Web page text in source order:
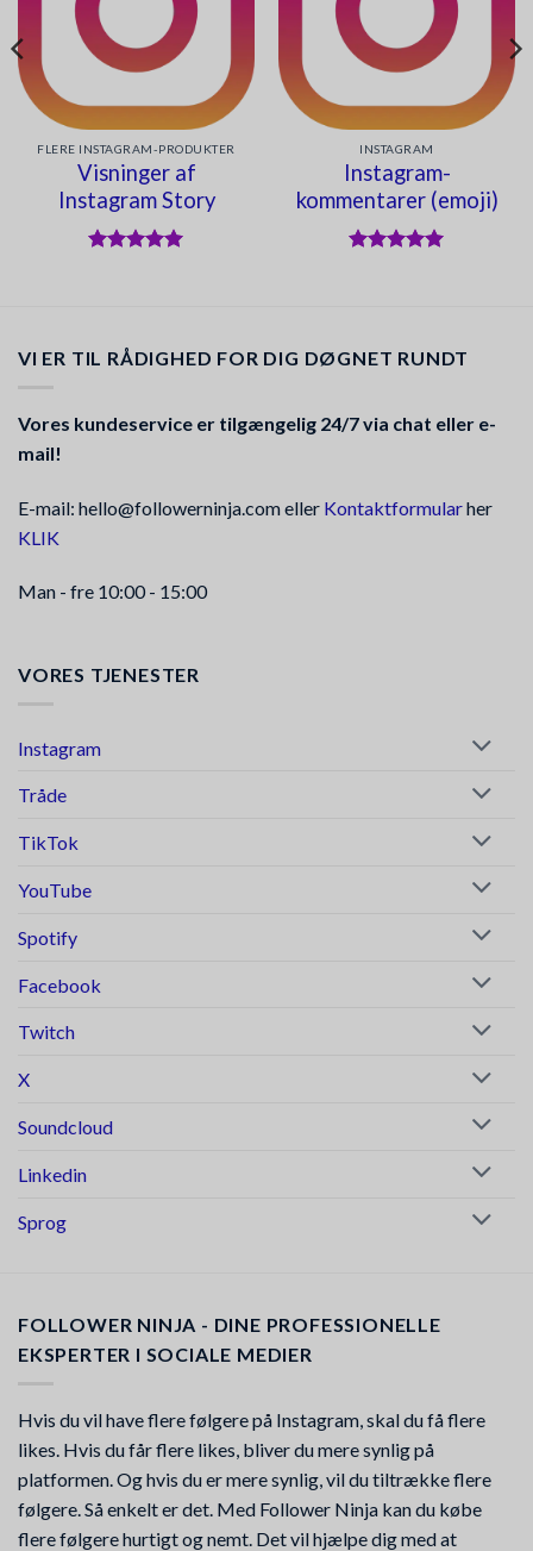
FLERE INSTAGRAM-PRODUKTER
Visninger af
Instagram Story
INSTAGRAM
Instagram-
kommentarer (emoji)
VI ER TIL RÅDIGHED FOR DIG DØGNET RUNDT
Vores kundeservice er tilgængelig 24/7 via chat eller e-
mail!
E-mail: hello@followerninja.com eller Kontaktformularher
KLIK
Man - fre 10:00 - 15:00
VORES TJENESTER
Instagram
Tråde
TikTok
YouTube
Spotify
Facebook
Twitch
X
Soundcloud
Linkedin
Sprog
FOLLOWER NINJA - DINE PROFESSIONELLE
EKSPERTER I SOCIALE MEDIER
Hvis du vil have flere følgere på Instagram, skal du få flere
likes. Hvis du får flere likes, bliver du mere synlig på
platformen. Og hvis du er mere synlig, vil du tiltrække flere
følgere. Så enkelt er det. Med Follower Ninja kan du købe
flere følgere hurtigt og nemt. Det vil hjælpe dig med at